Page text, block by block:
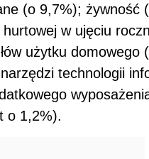
(o 9,7%); żywność
w ujęciu
użytku domowego
technologii
o 1,2%).